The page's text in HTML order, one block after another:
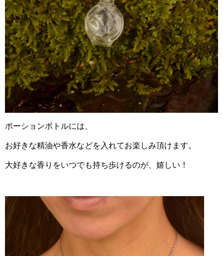
ポーションボトルには、
お好きな精油や香水などを入れてお楽しみ頂けます。
大好きな香りをいつでも持ち歩けるのが、嬉しい！